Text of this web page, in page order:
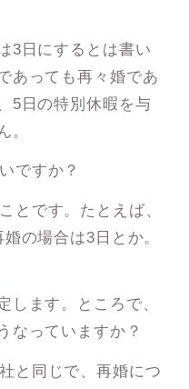
3日にするとは書い
あっても再々婚であ
5日の特別休暇を与
。
ですか？
です。たとえば、
の場合は3日とか。
します。ところで、
なっていますか？
と同じで、再婚につ